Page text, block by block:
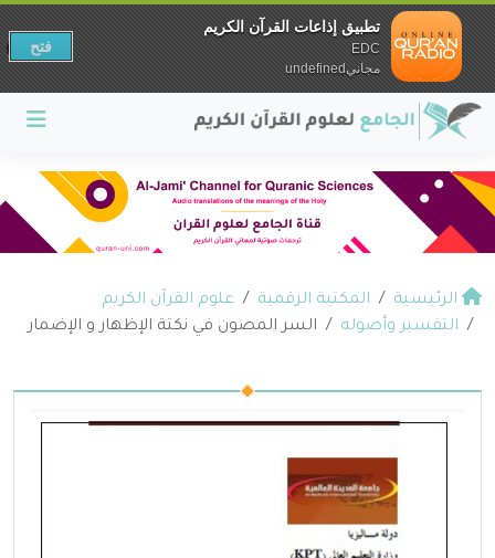
الرئيسية المكتبة الرقمية
علوم القرآن الكريم
التفسير وأصوله
السر المصون في نكتة الإظهار و الإضمار
تطبيق إذاعات القرآن الكريم
EDC
مجانيundefined
فتح